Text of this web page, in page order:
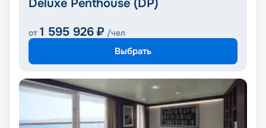
Deluxe Penthouse (DP)
от 1 595 926 ₽ /чел
Выбрать